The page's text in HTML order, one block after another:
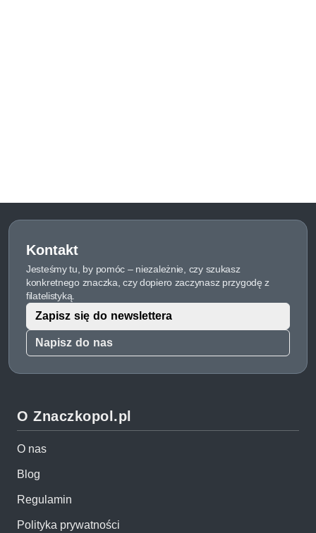
Kontakt
Jesteśmy tu, by pomóc – niezależnie, czy szukasz
konkretnego znaczka, czy dopiero zaczynasz przygodę z
filatelistyką.
Napisz do nas
Zapisz się do newslettera
O Znaczkopol.pl
O nas
Blog
Regulamin
Polityka prywatności